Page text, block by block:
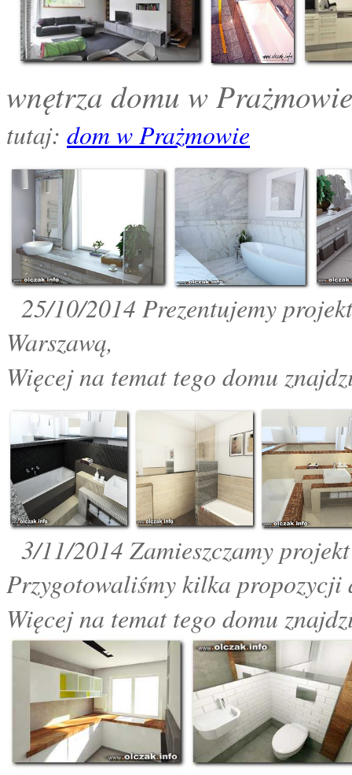
wnętrza domu w
tutaj: dom w Prażmowie
25/10/2014 Prezentujemy
Warszawą,
Więcej na temat tego domu
3/11/2014 Zamieszczamy
Przygotowaliśmy kilka propozycji
Więcej na temat tego domu